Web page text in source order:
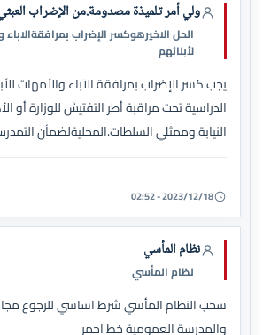
ولي أمر تلميذة مصدومة.من الإضراب
الحل الاخيرهوكسر الإضراب بمرافقةالاباء
لأبنائهم
يجب كسر الإضراب بمرافقة الآباء والأمهات
الدراسية تحت مراقبة أطر التفتيش للوزارة أو
النيابة.وممثلي السلطات.المحليةلضمأن
2023/12/18 - 02:52
نظام المأسي
نظام المأسي
سحب النظام المأسي شرط اساسي للرجوع
والمدرسة العمومية خط احمر